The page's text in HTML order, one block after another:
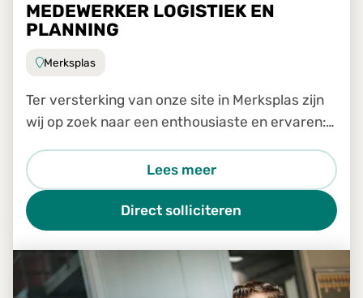
MEDEWERKER LOGISTIEK EN
PLANNING
Merksplas
Ter versterking van onze site in Merksplas zijn
wij op zoek naar een enthousiaste en ervaren:
Lees meer
Direct solliciteren